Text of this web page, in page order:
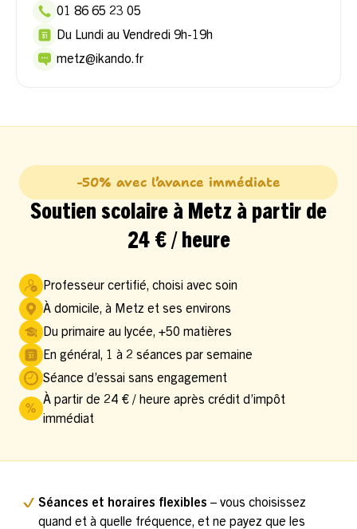
01 86 65 23 05
Du Lundi au Vendredi 9h-19h
metz@ikando.fr
-50% avec l’avance immédiate
Soutien scolaire à Metz à partir de
24 € / heure
Professeur certifié, choisi avec soin
À domicile, à Metz et ses environs
Du primaire au lycée, +50 matières
En général, 1 à 2 séances par semaine
Séance d’essai sans engagement
À partir de 24 € / heure après crédit d’impôt
immédiat
Séances et horaires flexibles – vous choisissez
quand et à quelle fréquence, et ne payez que les